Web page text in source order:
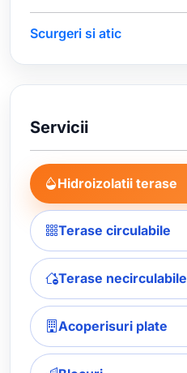
Scurgeri si atic
Servicii
Hidroizolatii terase
Terase circulabile
Terase necirculabile
Acoperisuri plate